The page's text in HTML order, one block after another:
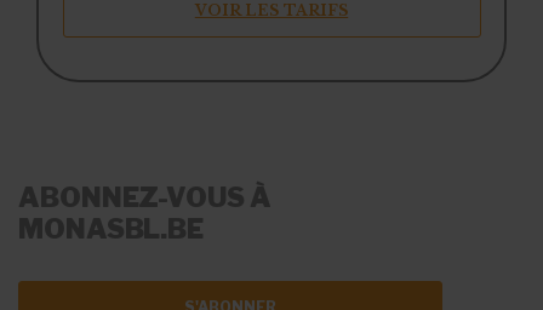
VOIR LES TARIFS
ABONNEZ-VOUS À
MONASBL.BE